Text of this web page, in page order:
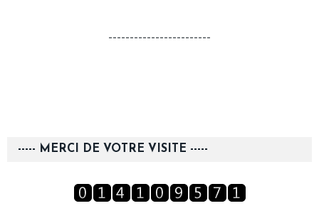
------------------------
----- MERCI DE VOTRE VISITE -----